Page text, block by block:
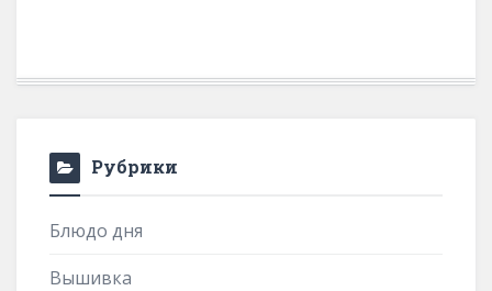
Рубрики
Блюдо дня
Вышивка